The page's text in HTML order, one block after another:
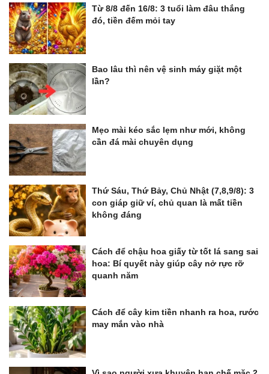
Từ 8/8 đến 16/8: 3 tuổi làm đâu thắng
đó, tiền đếm mỏi tay
Bao lâu thì nên vệ sinh máy giặt một
lần?
Mẹo mài kéo sắc lẹm như mới, không
cần đá mài chuyên dụng
Thứ Sáu, Thứ Bảy, Chủ Nhật (7,8,9/8): 3
con giáp giữ ví, chủ quan là mất tiền
không đáng
Cách để chậu hoa giấy từ tốt lá sang sai
hoa: Bí quyết này giúp cây nở rực rỡ
quanh năm
Cách để cây kim tiền nhanh ra hoa, rước
may mắn vào nhà